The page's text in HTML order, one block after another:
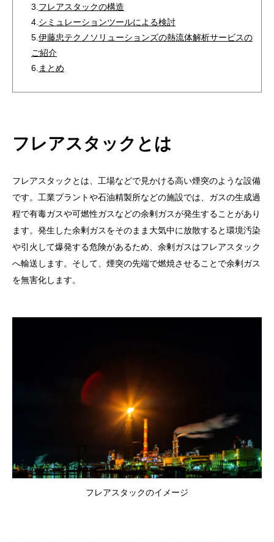
3. フレアスタックの構造
4. シミュレーションツールによる検討
5. 伊藤忠テクノソリューションズの熱流体解析サービスの
ご紹介
6. まとめ
フレアスタックとは
フレアスタックとは、工場などで見かける高い煙突のような設備
です。工業プラントや石油精製所などの施設では、ガスの生成過
程で有毒ガスや可燃性ガスなどの余剰ガスが発生することがあり
ます。発生した余剰ガスをそのまま大気中に放散すると環境汚染
や引火して爆発する危険があるため、余剰ガスはフレアスタック
へ輸送します。そして、煙突の先端で燃焼させることで余剰ガス
を無害化します。
フレアスタックのイメージ